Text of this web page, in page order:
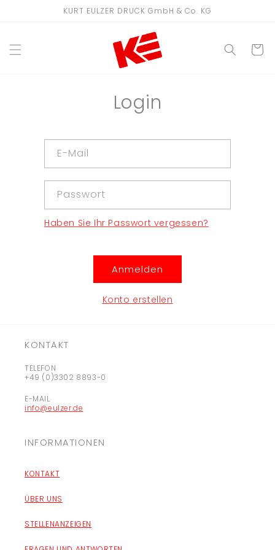
KURT EULZER DRUCK GmbH & Co. KG
Login
E-Mail
Passwort
Haben Sie Ihr Passwort vergessen?
Anmelden
Konto erstellen
KONTAKT
TELEFON
+49 (0)3302 8893-0
E-MAIL
info@eulzer.de
INFORMATIONEN
KONTAKT
ÜBER UNS
STELLENANZEIGEN